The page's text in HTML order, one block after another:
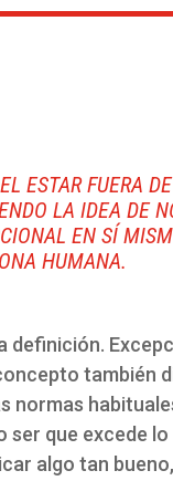
ESTAR FUERA
LA IDEA DE
EN SÍ
HUMANA.
definición.
también
normas
que excede lo
algo tan